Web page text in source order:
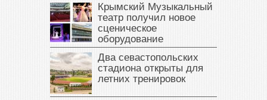
Крымский Музыкальный
театр получил новое
сценическое
оборудование
Два севастопольских
стадиона открыты для
летних тренировок